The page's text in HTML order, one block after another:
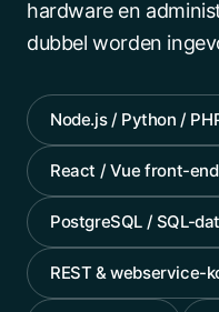
hardware en
dubbel worden
Node.js / Python /
React / Vue front-end
PostgreSQL / SQL-
REST & webservice-